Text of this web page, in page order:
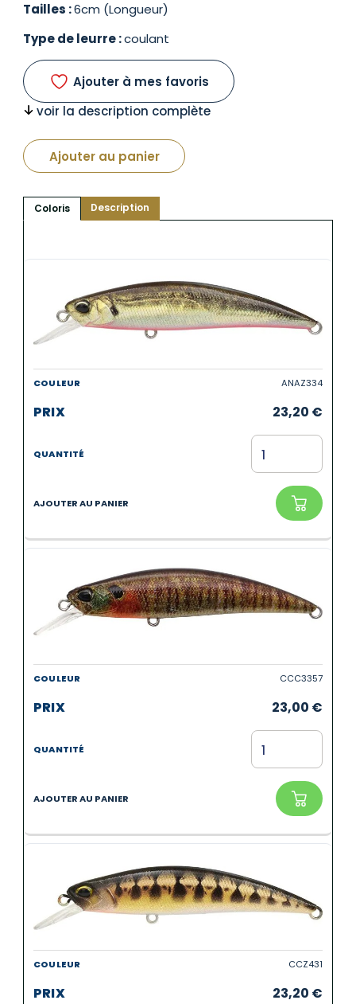
Tailles :6cm (Longueur)
Type de leurre :coulant
Ajouter à mes favoris
voir la description complète
Ajouter au panier
Coloris Description
ANAZ334
23,20 €
CCC3357
23,00 €
CCZ431
23,20 €